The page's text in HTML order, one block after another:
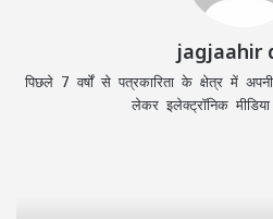
jagjaahir
पिछले 7 वर्षों से पत्रकारिता के क्षेत्र में
लेकर इलेक्ट्रॉनिक